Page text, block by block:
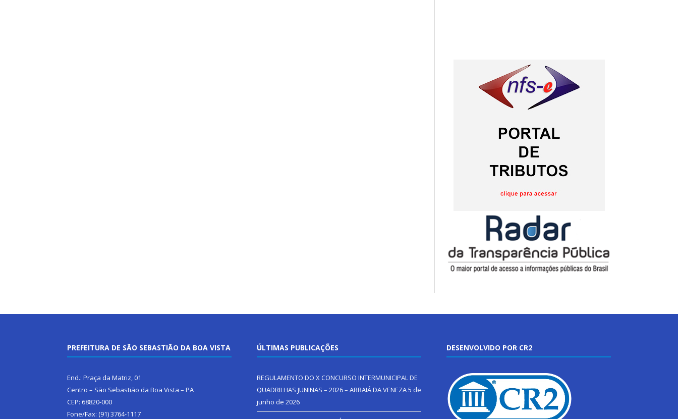
PREFEITURA DE SÃO SEBASTIÃO DA BOA VISTA
End.: Praça da Matriz, 01
Centro – São Sebastião da Boa Vista – PA
CEP: 68820-000
Fone/Fax: (91) 3764-1117
ÚLTIMAS PUBLICAÇÕES
REGULAMENTO DO X CONCURSO INTERMUNICIPAL DE
QUADRILHAS JUNINAS – 2026 – ARRAIÁ DA VENEZA5 de
junho de 2026
DESENVOLVIDO POR CR2